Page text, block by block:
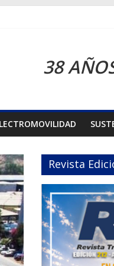
2026
38
Revista